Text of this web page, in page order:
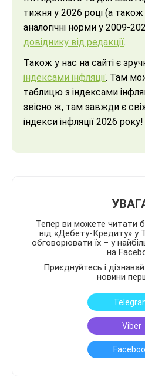
тижня у 2026 році (а
аналогічні норми у 2009-
довіднику від редакції.
Також у нас на сайті є
індексами інфляції. Там
таблицю з індексами
звісно ж, там завжди є
індекси інфляції 2026 року!
Тепер ви можете читати
від «Дебету-Кредиту» у
обговорювати їх – у
на
Приєднуйтесь і
новини
Viber